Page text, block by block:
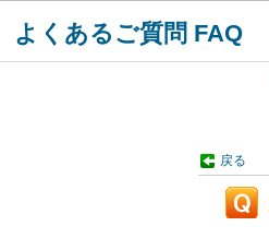
よくあるご質問 FAQ
戻る